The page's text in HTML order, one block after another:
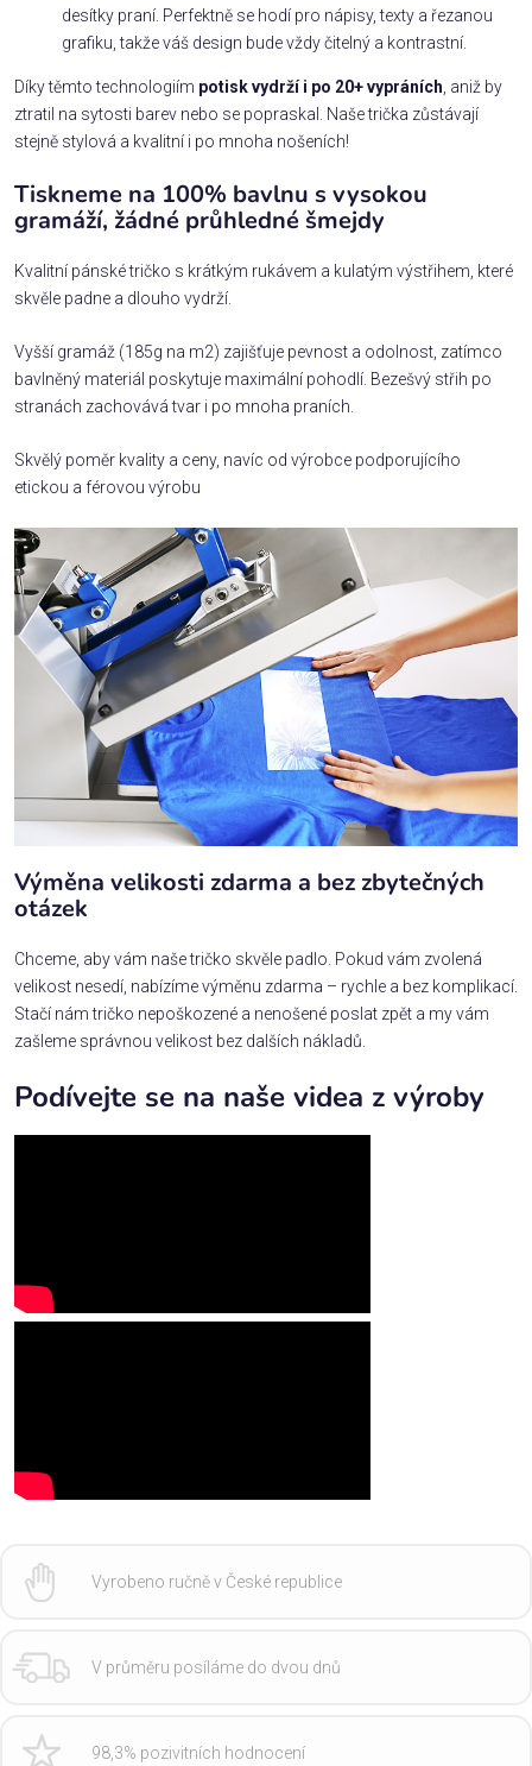
desítky praní. Perfektně se hodí pro nápisy, texty a řezanou
grafiku, takže váš design bude vždy čitelný a kontrastní.
Díky těmto technologiím potisk vydrží i po 20+ vypráních, aniž by
ztratil na sytosti barev nebo se popraskal. Naše trička zůstávají
stejně stylová a kvalitní i po mnoha nošeních!
Tiskneme na 100% bavlnu s vysokou
gramáží, žádné průhledné šmejdy
Kvalitní pánské tričko s krátkým rukávem a kulatým výstřihem, které
skvěle padne a dlouho vydrží.
Vyšší gramáž (185g na m2) zajišťuje pevnost a odolnost, zatímco
bavlněný materiál poskytuje maximální pohodlí. Bezešvý střih po
stranách zachovává tvar i po mnoha praních.
Skvělý poměr kvality a ceny, navíc od výrobce podporujícího
etickou a férovou výrobu
Výměna velikosti zdarma a bez zbytečných
otázek
Chceme, aby vám naše tričko skvěle padlo. Pokud vám zvolená
velikost nesedí, nabízíme výměnu zdarma – rychle a bez komplikací.
Stačí nám tričko nepoškozené a nenošené poslat zpět a my vám
zašleme správnou velikost bez dalších nákladů.
Podívejte se na naše videa z výroby
Vyrobeno ručně v České republice
V průměru posíláme do dvou dnů
98,3% pozivitních hodnocení